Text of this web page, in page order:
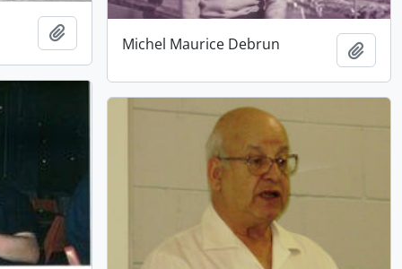
Añadir al portapapeles
Michel Maurice Debrun